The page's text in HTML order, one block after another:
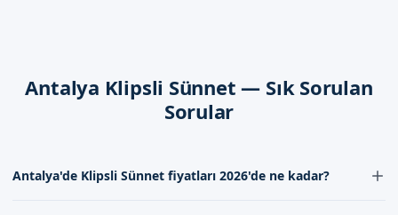
Randevu formumuzdan bize ulaşarak, Antalya'da klipsli
sünnet hizmeti hakkında daha fazla bilgi alabilirsiniz. İletişim
çocuklarınıza güvenli ve konforlu bir sünnet deneyimi
Antalya Klipsli Sünnet — Sık Sorulan
Sorular
Antalya'de Klipsli Sünnet fiyatları 2026'de ne kadar?